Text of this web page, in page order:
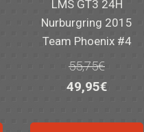
LMS GT3 24H
Nurburgring 2015
Team Phoenix #4
55,75€
El
original
49,95€El
actual